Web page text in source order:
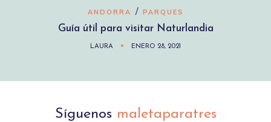
ANDORRA / PARQUES
Guía útil para visitar Naturlandia
LAURA ENERO 28, 2021
Síguenos maletaparatres